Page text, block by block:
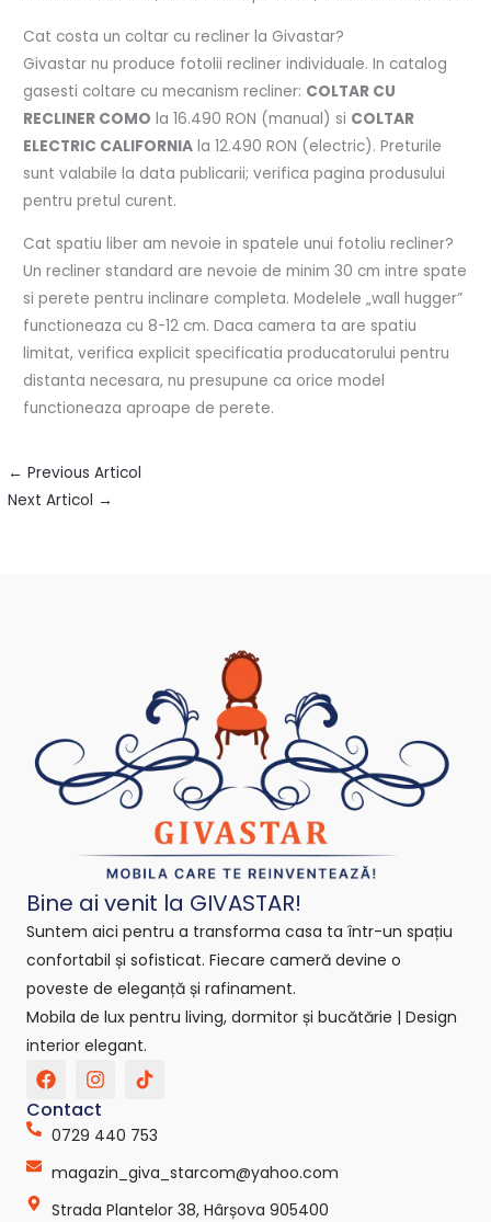
Cat costa un coltar cu recliner la Givastar?
Givastar nu produce fotolii recliner individuale. In catalog
gasesti coltare cu mecanism recliner: COLTAR CU
RECLINER COMO la 16.490 RON (manual) si COLTAR
ELECTRIC CALIFORNIA la 12.490 RON (electric). Preturile
sunt valabile la data publicarii; verifica pagina produsului
pentru pretul curent.
Cat spatiu liber am nevoie in spatele unui fotoliu recliner?
Un recliner standard are nevoie de minim 30 cm intre spate
si perete pentru inclinare completa. Modelele „wall hugger”
functioneaza cu 8-12 cm. Daca camera ta are spatiu
limitat, verifica explicit specificatia producatorului pentru
distanta necesara, nu presupune ca orice model
functioneaza aproape de perete.
← Previous Articol
Next Articol →
Bine ai venit la GIVASTAR!
Suntem aici pentru a transforma casa ta într-un spațiu
confortabil și sofisticat. Fiecare cameră devine o
poveste de eleganță și rafinament.
Mobila de lux pentru living, dormitor și bucătărie | Design
interior elegant.
F
a
c
e
b
o
o
k
I
n
s
t
a
g
r
a
T
i
t
o
k
-
s
Contact
0729 440 753
magazin_giva_starcom@yahoo.com
Strada Plantelor 38, Hârșova 905400